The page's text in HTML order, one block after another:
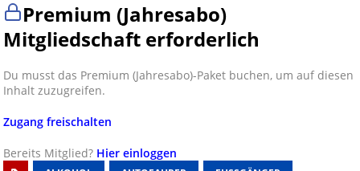
Premium (Jahresabo)
Mitgliedschaft erforderlich
Du musst das Premium (Jahresabo)-Paket buchen, um auf diesen
Inhalt zuzugreifen.
Zugang freischalten
Bereits Mitglied? Hier einloggen